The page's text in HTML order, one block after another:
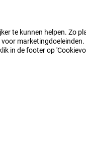
te kunnen helpen. Zo
in de footer op